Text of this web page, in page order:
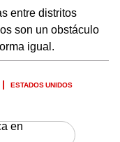
entre distritos
son un obstáculo
igual.
ESTADOS UNIDOS
en